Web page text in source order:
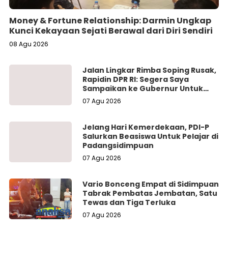
Money & Fortune Relationship: Darmin Ungkap
Kunci Kekayaan Sejati Berawal dari Diri Sendiri
08 Agu 2026
Jalan Lingkar Rimba Soping Rusak,
Rapidin DPR RI: Segera Saya
Sampaikan ke Gubernur Untuk
Perbaikan
07 Agu 2026
Jelang Hari Kemerdekaan, PDI-P
Salurkan Beasiswa Untuk Pelajar di
Padangsidimpuan
07 Agu 2026
Vario Bonceng Empat di Sidimpuan
Tabrak Pembatas Jembatan, Satu
Tewas dan Tiga Terluka
07 Agu 2026